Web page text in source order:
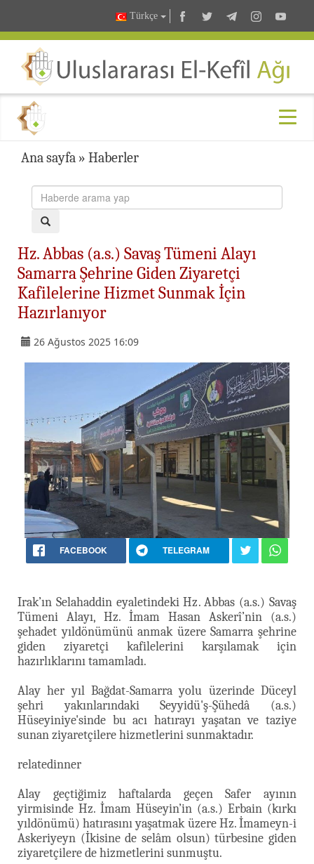
Türkçe
Ana sayfa » Haberler
Hz. Abbas (a.s.) Savaş Tümeni Alayı
Samarra Şehrine Giden Ziyaretçi
Kafilelerine Hizmet Sunmak İçin
Hazırlanıyor
26 Ağustos 2025 16:09
FACEBOOK TELEGRAM
Irak’ın Selahaddin eyaletindeki Hz. Abbas (a.s.) Savaş
Tümeni Alayı, Hz. İmam Hasan Askerî’nin (a.s.)
şehadet yıldönümünü anmak üzere Samarra şehrine
giden ziyaretçi kafilelerini karşılamak için
hazırlıklarını tamamladı.
Alay her yıl Bağdat-Samarra yolu üzerinde Düceyl
şehri yakınlarındaki Seyyidü'ş-Şühedâ (a.s.)
Hüseyiniye'sinde bu acı hatırayı yaşatan ve taziye
sunan ziyaretçilere hizmetlerini sunmaktadır.
relatedinner
Alay geçtiğimiz haftalarda geçen Safer ayının
yirmisinde Hz. İmam Hüseyin’in (a.s.) Erbain (kırkı
yıldönümü) hatırasını yaşatmak üzere Hz. İmameyn-i
Askeriyeyn (İkisine de selâm olsun) türbesine giden
ziyaretçilere de hizmetlerini sunmuştu.